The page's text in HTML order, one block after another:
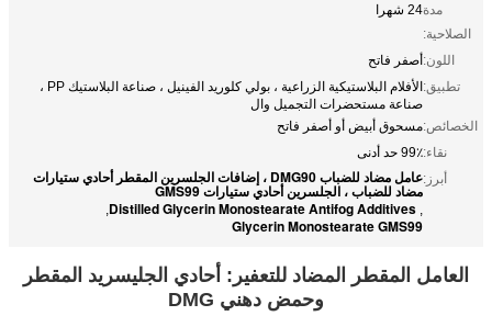
مدة
الصلاحية:
24 شهرا
اللون:أصفر فاتح
تطبيق:
الأفلام البلاستيكية الزراعية ، بولي كلوريد الفينيل ، صناعة البلاستيك PP ،
صناعة مستحضرات التجميل وال
الخصائص:مسحوق أبيض أو أصفر فاتح
نقاء:99٪ حد أدنى
أبرز:
عامل مضاد للضباب DMG90 ، إضافات الجلسرين المقطر أحادي ستيارات
مضاد للضباب ، الجلسرين أحادي ستيارات GMS99
,
Distilled Glycerin Monostearate Antifog Additives
,
Glycerin Monostearate GMS99
العامل المقطر المضاد للتعفير: أحادي الجليسريد المقطر
وحمض دهني DMG